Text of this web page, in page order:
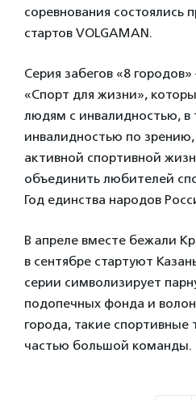
соревнования состоялись
стартов VOLGAMAN.
Серия забегов «8
«Спорт для жизни»,
людям с инвалидностью, в
инвалидностью по зрению,
активной спортивной
объединить любителей
Год единства народов
В апреле вместе бежали
в сентябре стартуют
серии символизирует
подопечных фонда и
города, такие спортивные
частью большой команды.